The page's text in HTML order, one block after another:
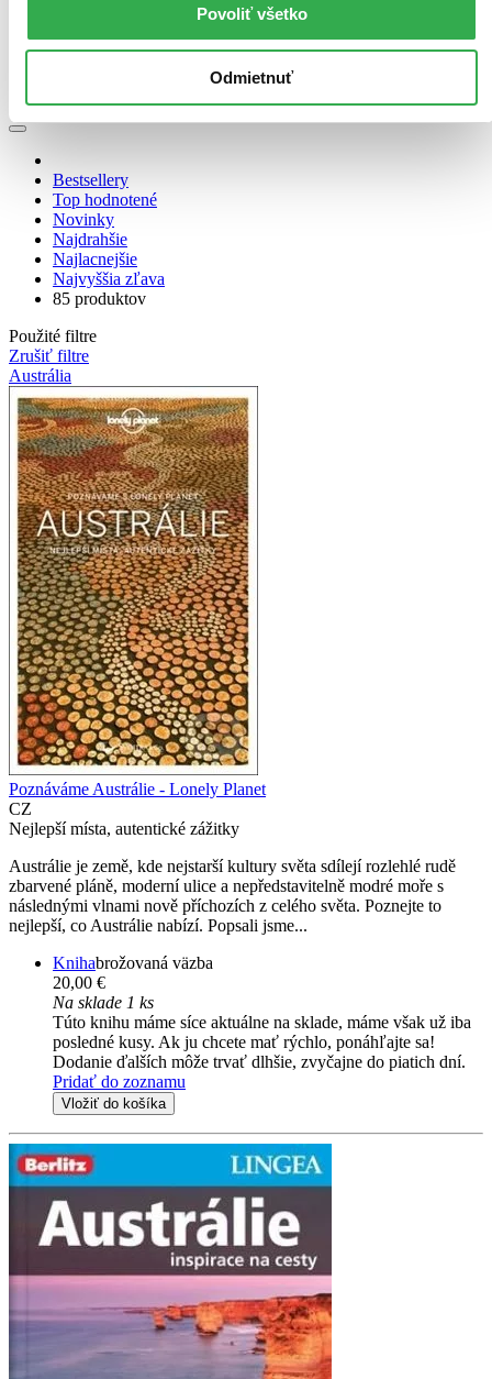
Povoliť všetko
Odmietnuť
Bestsellery
Top hodnotené
Novinky
Najdrahšie
Najlacnejšie
Najvyššia zľava
85 produktov
Použité filtre
Zrušiť filtre
Austrália
Poznáváme Austrálie - Lonely Planet
CZ
Nejlepší místa, autentické zážitky
Austrálie je země, kde nejstarší kultury světa sdílejí rozlehlé rudě
zbarvené pláně, moderní ulice a nepředstavitelně modré moře s
následnými vlnami nově příchozích z celého světa. Poznejte to
nejlepší, co Austrálie nabízí. Popsali jsme...
Knihabrožovaná väzba
20,00 €
Na sklade 1 ks
Túto knihu máme síce aktuálne na sklade, máme však už iba
posledné kusy. Ak ju chcete mať rýchlo, ponáhľajte sa!
Dodanie ďalších môže trvať dlhšie, zvyčajne do piatich dní.
Pridať do zoznamu
Vložiť do košíka